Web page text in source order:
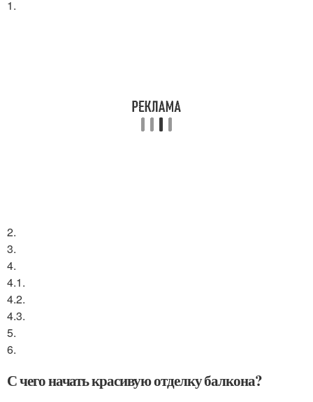
1.
2.
3.
4.
4.1.
4.2.
4.3.
5.
6.
С чего начать красивую отделку балкона?